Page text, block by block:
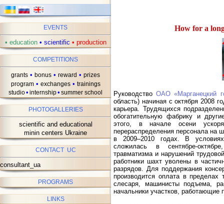
EVENTS
• education • scientific • production
COMPETITIONS
grants • bonus • reward • prizes
program • exchanges • trainings
studio• internship• summer school
PHOTOGALLERIES
scientific and educational
minin centers Ukraine
CONTACT UC
consultant_ua
PROGRAMS
LINKS
How for a
РуководствоОАО «Марганецкий
область) начиная с октября 2008
карьера. Трудящихся
обогатительную фабрику и
этого, в начале осени
перераспределения персонала
в 2009–2010 годах. В условиях
сложилась в сентябре-
травматизма и нарушений
работники шахт уволены в
разрядов. Для поддержания
производится оплата в
слесаря, машинисты подъема,
начальники участков, работающие